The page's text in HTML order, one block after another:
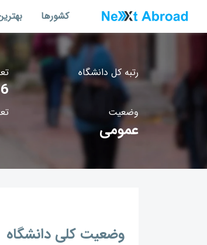
کشورها
رتبه کل دانشگاه
وضعیت
عمومی
وضعیت کلی دانشگاه